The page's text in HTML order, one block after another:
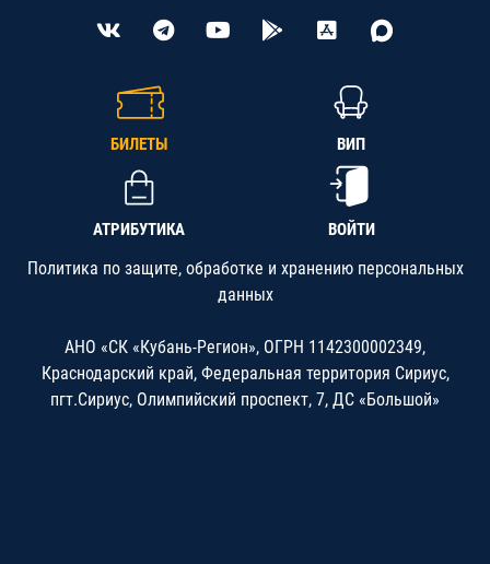
БИЛЕТЫ ВИП
АТРИБУТИКА ВОЙТИ
Политика по защите, обработке и хранению персональных
данных
АНО «СК «Кубань-Регион», ОГРН 1142300002349,
Краснодарский край, Федеральная территория Сириус,
пгт.Сириус, Олимпийский проспект, 7, ДС «Большой»